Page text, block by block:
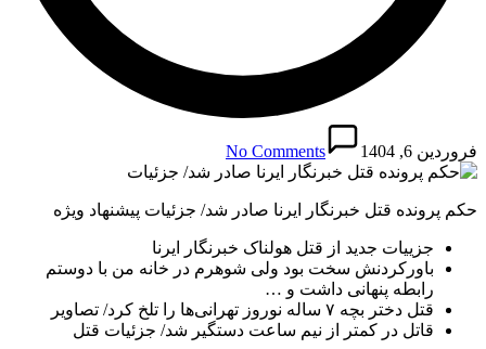
فروردین 6, 1404 No Comments
حکم پرونده قتل خبرنگار ایرنا صادر شد/ جزئیات پیشنهاد ویژه
جزییات جدید از قتل هولناک خبرنگار ایرنا
باورکردنش سخت بود ولی شوهرم در خانه من با دوستم
رابطه پنهانی داشت و …
قتل دختر بچه ۷ ساله نوروز تهرانی‌ها را تلخ کرد/ تصاویر
قاتل در کمتر از نیم ساعت دستگیر شد/ جزئیات قتل